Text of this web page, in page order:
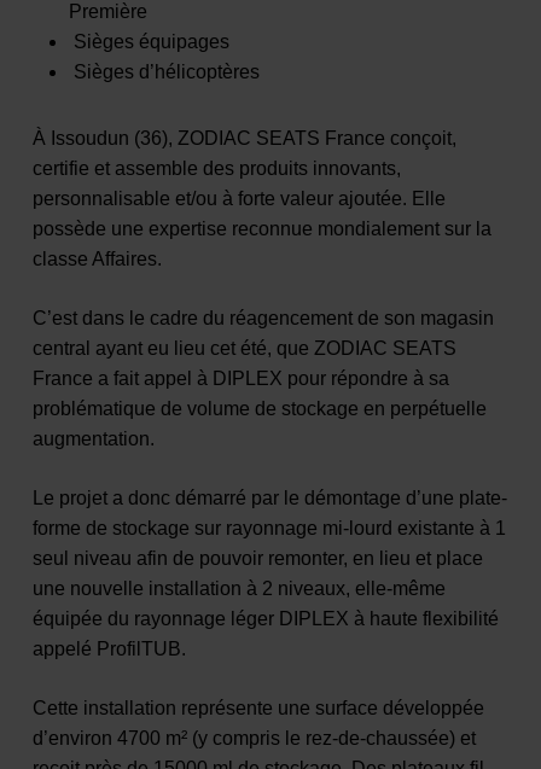
Première
Sièges équipages
Sièges d’hélicoptères
À Issoudun (36), ZODIAC SEATS France conçoit,
certifie et assemble des produits innovants,
personnalisable et/ou à forte valeur ajoutée. Elle
possède une expertise reconnue mondialement sur la
classe Affaires.
C’est dans le cadre du réagencement de son magasin
central ayant eu lieu cet été, que ZODIAC SEATS
France a fait appel à DIPLEX pour répondre à sa
problématique de volume de stockage en perpétuelle
augmentation.
Le projet a donc démarré par le démontage d’une plate-
forme de stockage sur rayonnage mi-lourd existante à 1
seul niveau afin de pouvoir remonter, en lieu et place
une nouvelle installation à 2 niveaux, elle-même
équipée du rayonnage léger DIPLEX à haute flexibilité
appelé ProfilTUB.
Cette installation représente une surface développée
d’environ 4700 m² (y compris le rez-de-chaussée) et